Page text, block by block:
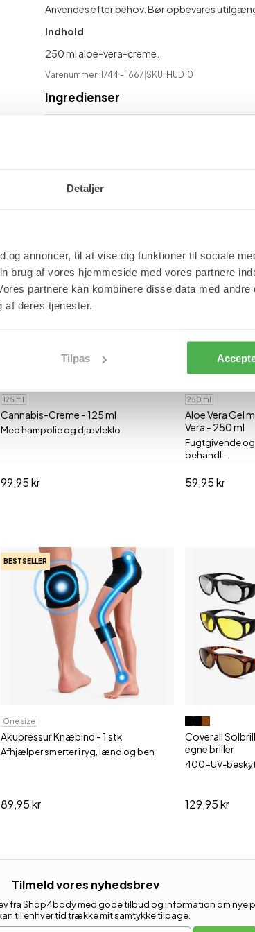
Detaljer
og annoncer, til at vise dig funktioner til sociale
brug af vores hjemmeside med vores partnere
partnere kan kombinere disse data med andre
af deres tjenester.
Tilpas
Anvendes efter behov. Bør opbevares
Indhold
250 ml aloe-vera-creme.
Varenummer: 1744 - 1667 SKU: HUD101
Ingredienser
125 ml
Cannabis-Creme - 125 ml
Med hampolie og djævleklo
99,95 kr
250 ml
Aloe Vera Gel
Vera - 250 ml
Fugtgivende
behandl..
59,95 kr
BESTSELLER
One size
Akupressur Knæbind - 1 stk
Afhjælper smerter i ryg, lænd og ben
89,95 kr
Coverall
egne briller
400-UV-
129,95 kr
Tilmeld vores nyhedsbrev
fra Shop4body med gode tilbud og information om nye
til enhver tid trække mit samtykke tilbage.